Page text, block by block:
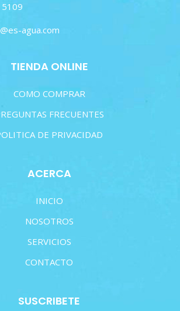
agua.com
TIENDA ONLINE
COMO COMPRAR
FRECUENTES
DE PRIVACIDAD
ACERCA
INICIO
NOSOTROS
SERVICIOS
CONTACTO
SUSCRIBETE